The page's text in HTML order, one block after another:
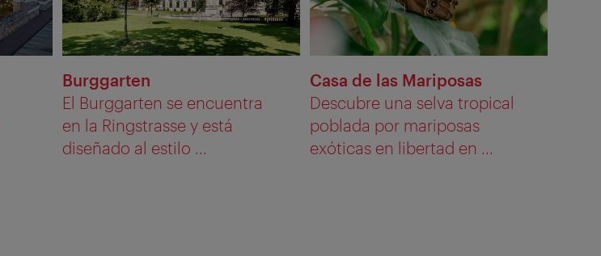
Burggarten
El Burggarten se encuentra
en la Ringstrasse y está
diseñado al estilo ...
Casa de las Mariposas
Descubre una selva tropical
poblada por mariposas
exóticas en libertad en ...